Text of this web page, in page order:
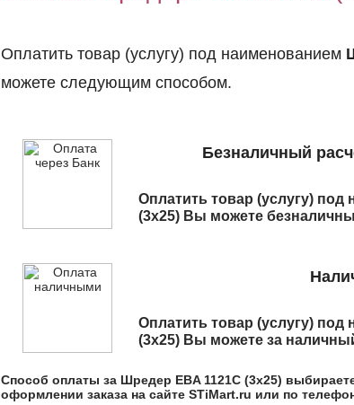
Оплатить товар (услугу) под наименованием
можете следующим способом.
Безналичный
Оплатить товар (услугу) под
(3x25) Вы можете
Оплатить товар (услугу) под
(3x25) Вы можете за
Способ оплаты за Шредер EBA 1121C (3x25)
оформлении заказа на сайте STiMart.ru или по